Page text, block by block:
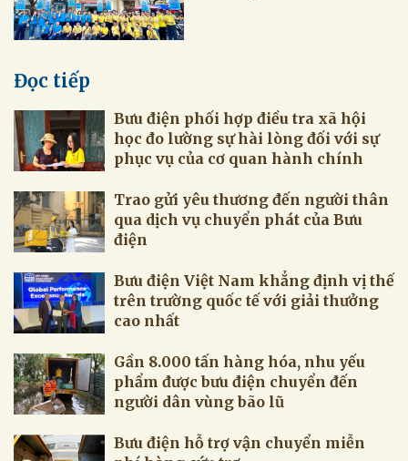
Đọc tiếp
Bưu điện phối hợp điều tra xã hội
học đo lường sự hài lòng đối với sự
phục vụ của cơ quan hành chính
Trao gửi yêu thương đến người thân
qua dịch vụ chuyển phát của Bưu
điện
Bưu điện Việt Nam khẳng định vị thế
trên trường quốc tế với giải thưởng
cao nhất
Gần 8.000 tấn hàng hóa, nhu yếu
phẩm được bưu điện chuyển đến
người dân vùng bão lũ
Bưu điện hỗ trợ vận chuyển miễn